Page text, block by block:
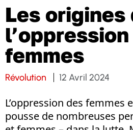
Les origines
femmes
Révolution 12 Avril 2024
L’oppression des femmes
pousse de nombreuses